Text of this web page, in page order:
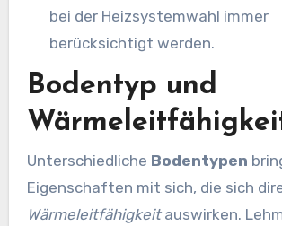
bei der Heizsystemwahl immer
berücksichtigt werden.
Bodentyp und
Unterschiedliche Bodentypen
Eigenschaften mit sich, die sich
Wärmeleitfähigkeitauswirken.